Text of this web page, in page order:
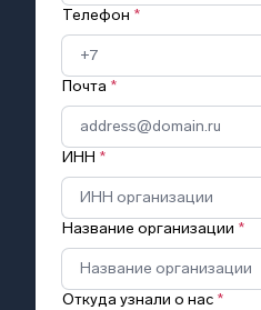
Телефон *
Почта *
ИНН *
Название организации *
Откуда узнали о нас *